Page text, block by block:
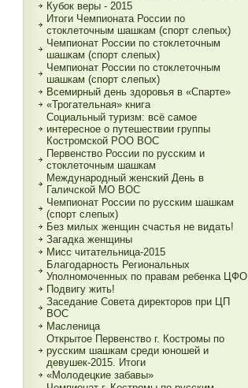
Кубок веры - 2015
Итоги Чемпионата России по
стоклеточным шашкам (спорт слепых)
Чемпионат России по стоклеточным
шашкам (спорт слепых)
Чемпионат России по стоклеточным
шашкам (спорт слепых)
Всемирный день здоровья в «Спарте»
«Трогательная» книга
Социальный туризм: всё самое
интересное о путешествии группы
Костромской РОО ВОС
Первенство России по русским и
стоклеточным шашкам
Международный женский День в
Галичской МО ВОС
Чемпионат России по русским шашкам
(спорт слепых)
Без милых женщин счастья не видать!
Загадка женщины
Мисс читательница-2015
Благодарность Региональных
Уполномоченных по правам ребенка ЦФО
Подвигу жить!
Заседание Совета директоров при ЦП
ВОС
Масленица
Открытое Первенство г. Костромы по
русским шашкам среди юношей и
девушек-2015. Итоги
«Молодецкие забавы»